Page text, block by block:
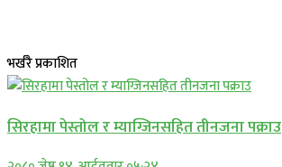
भर्खरै प्रकाशित
सिरहामा पेस्तोल र म्याग्जिनसहित तीनजना पक्राउ